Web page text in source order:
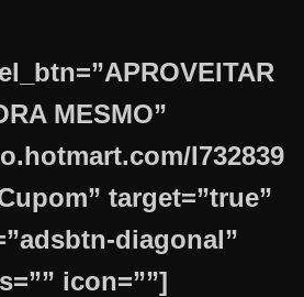
MESMO”
I732839
target=”true”
diagonal”
icon=””]